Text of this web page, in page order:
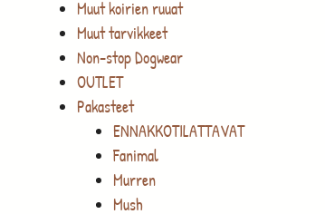
Muut koirien ruuat
Muut tarvikkeet
Non-stop Dogwear
OUTLET
Pakasteet
ENNAKKOTILATTAVAT
Fanimal
Murren
Mush